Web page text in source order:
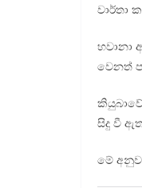
වාර්තා
හවානා
වෙනත්
සිදු වී
මේ